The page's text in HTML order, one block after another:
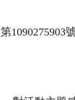
1090275903